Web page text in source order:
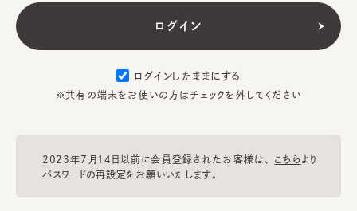
ログインしたままにする
※共有の端末をお使いの方はチェックを外してください
2023年7月14日以前に会員登録されたお客様は、 こちらより
パスワードの再設定をお願いいたします。